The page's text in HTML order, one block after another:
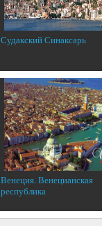
Судакский Синаксарь
Венеция. Венецианская
республика